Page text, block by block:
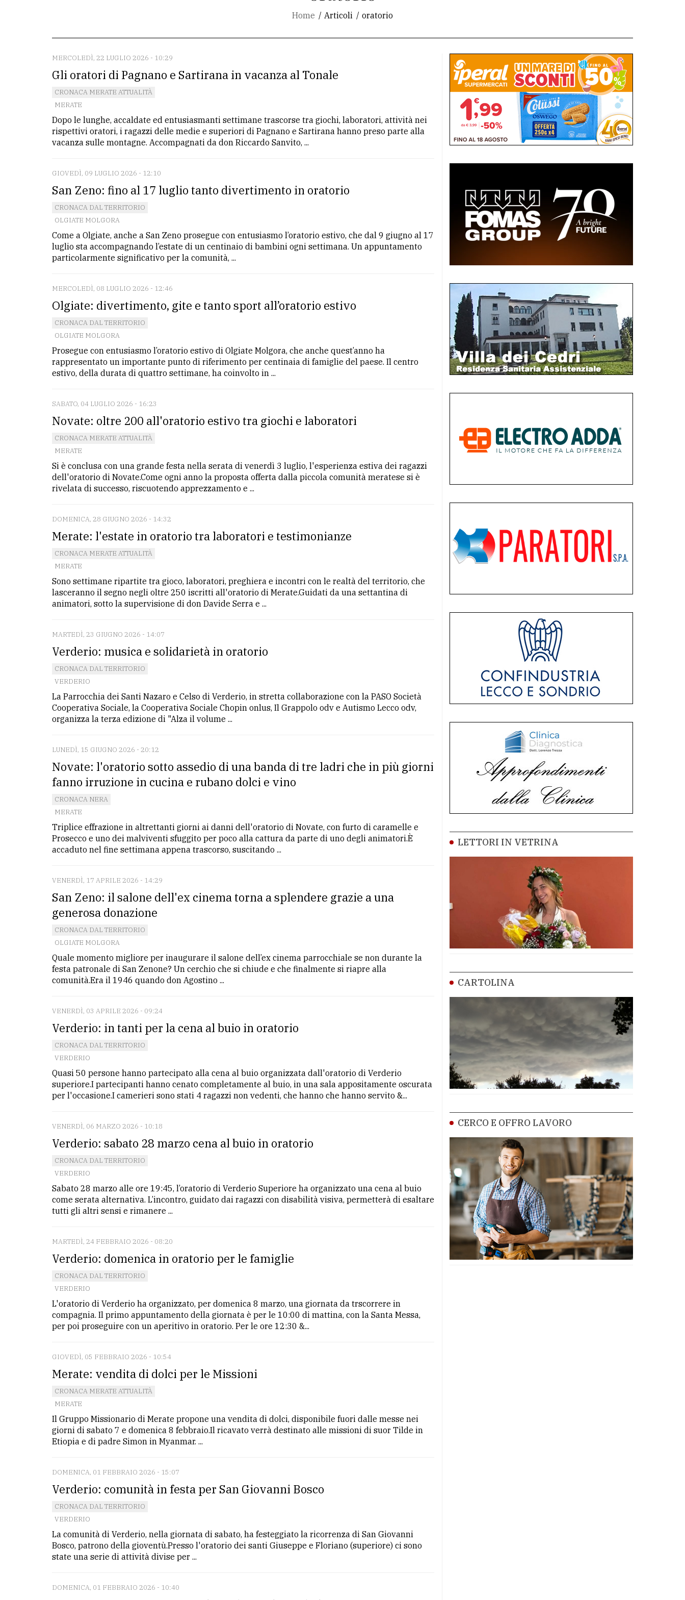
Home Articoli oratorio
MERCOLEDÌ, 22 LUGLIO 2026 - 10:29
Gli oratori di Pagnano e Sartirana in vacanza al Tonale
CRONACA MERATE ATTUALITÀ
MERATE
Dopo le lunghe, accaldate ed entusiasmanti settimane trascorse tra giochi, laboratori, attività nei
rispettivi oratori, i ragazzi delle medie e superiori di Pagnano e Sartirana hanno preso parte alla
vacanza sulle montagne. Accompagnati da don Riccardo Sanvito, ...
GIOVEDÌ, 09 LUGLIO 2026 - 12:10
San Zeno: fino al 17 luglio tanto divertimento in oratorio
CRONACA DAL TERRITORIO
OLGIATE MOLGORA
Come a Olgiate, anche a San Zeno prosegue con entusiasmo l’oratorio estivo, che dal 9 giugno al 17
luglio sta accompagnando l’estate di un centinaio di bambini ogni settimana. Un appuntamento
particolarmente significativo per la comunità, ...
MERCOLEDÌ, 08 LUGLIO 2026 - 12:46
Olgiate: divertimento, gite e tanto sport all’oratorio estivo
CRONACA DAL TERRITORIO
OLGIATE MOLGORA
Prosegue con entusiasmo l’oratorio estivo di Olgiate Molgora, che anche quest’anno ha
rappresentato un importante punto di riferimento per centinaia di famiglie del paese. Il centro
estivo, della durata di quattro settimane, ha coinvolto in ...
SABATO, 04 LUGLIO 2026 - 16:23
Novate: oltre 200 all'oratorio estivo tra giochi e laboratori
CRONACA MERATE ATTUALITÀ
MERATE
Si è conclusa con una grande festa nella serata di venerdì 3 luglio, l'esperienza estiva dei ragazzi
dell'oratorio di Novate.Come ogni anno la proposta offerta dalla piccola comunità meratese si è
rivelata di successo, riscuotendo apprezzamento e ...
DOMENICA, 28 GIUGNO 2026 - 14:32
Merate: l'estate in oratorio tra laboratori e testimonianze
CRONACA MERATE ATTUALITÀ
MERATE
Sono settimane ripartite tra gioco, laboratori, preghiera e incontri con le realtà del territorio, che
lasceranno il segno negli oltre 250 iscritti all'oratorio di Merate.Guidati da una settantina di
animatori, sotto la supervisione di don Davide Serra e ...
MARTEDÌ, 23 GIUGNO 2026 - 14:07
Verderio: musica e solidarietà in oratorio
CRONACA DAL TERRITORIO
VERDERIO
La Parrocchia dei Santi Nazaro e Celso di Verderio, in stretta collaborazione con la PASO Società
Cooperativa Sociale, la Cooperativa Sociale Chopin onlus, Il Grappolo odv e Autismo Lecco odv,
organizza la terza edizione di "Alza il volume ...
LUNEDÌ, 15 GIUGNO 2026 - 20:12
Novate: l'oratorio sotto assedio di una banda di tre ladri che in più giorni
fanno irruzione in cucina e rubano dolci e vino
CRONACA NERA
MERATE
Triplice effrazione in altrettanti giorni ai danni dell'oratorio di Novate, con furto di caramelle e
Prosecco e uno dei malviventi sfuggito per poco alla cattura da parte di uno degli animatori.È
accaduto nel fine settimana appena trascorso, suscitando ...
VENERDÌ, 17 APRILE 2026 - 14:29
San Zeno: il salone dell'ex cinema torna a splendere grazie a una
generosa donazione
CRONACA DAL TERRITORIO
OLGIATE MOLGORA
Quale momento migliore per inaugurare il salone dell’ex cinema parrocchiale se non durante la
festa patronale di San Zenone? Un cerchio che si chiude e che finalmente si riapre alla
comunità.Era il 1946 quando don Agostino ...
VENERDÌ, 03 APRILE 2026 - 09:24
Verderio: in tanti per la cena al buio in oratorio
CRONACA DAL TERRITORIO
VERDERIO
Quasi 50 persone hanno partecipato alla cena al buio organizzata dall'oratorio di Verderio
superiore.I partecipanti hanno cenato completamente al buio, in una sala appositamente oscurata
per l'occasione.I camerieri sono stati 4 ragazzi non vedenti, che hanno che hanno servito &...
VENERDÌ, 06 MARZO 2026 - 10:18
Verderio: sabato 28 marzo cena al buio in oratorio
CRONACA DAL TERRITORIO
VERDERIO
Sabato 28 marzo alle ore 19:45, l’oratorio di Verderio Superiore ha organizzato una cena al buio
come serata alternativa. L’incontro, guidato dai ragazzi con disabilità visiva, permetterà di esaltare
tutti gli altri sensi e rimanere ...
MARTEDÌ, 24 FEBBRAIO 2026 - 08:20
Verderio: domenica in oratorio per le famiglie
CRONACA DAL TERRITORIO
VERDERIO
L'oratorio di Verderio ha organizzato, per domenica 8 marzo, una giornata da trscorrere in
compagnia. Il primo appuntamento della giornata è per le 10:00 di mattina, con la Santa Messa,
per poi proseguire con un aperitivo in oratorio. Per le ore 12:30 &...
GIOVEDÌ, 05 FEBBRAIO 2026 - 10:54
Merate: vendita di dolci per le Missioni
CRONACA MERATE ATTUALITÀ
MERATE
Il Gruppo Missionario di Merate propone una vendita di dolci, disponibile fuori dalle messe nei
giorni di sabato 7 e domenica 8 febbraio.Il ricavato verrà destinato alle missioni di suor Tilde in
Etiopia e di padre Simon in Myanmar. ...
DOMENICA, 01 FEBBRAIO 2026 - 15:07
Verderio: comunità in festa per San Giovanni Bosco
CRONACA DAL TERRITORIO
VERDERIO
La comunità di Verderio, nella giornata di sabato, ha festeggiato la ricorrenza di San Giovanni
Bosco, patrono della gioventù.Presso l'oratorio dei santi Giuseppe e Floriano (superiore) ci sono
state una serie di attività divise per ...
DOMENICA, 01 FEBBRAIO 2026 - 10:40
LETTORI IN VETRINA
CARTOLINA
CERCO E OFFRO LAVORO